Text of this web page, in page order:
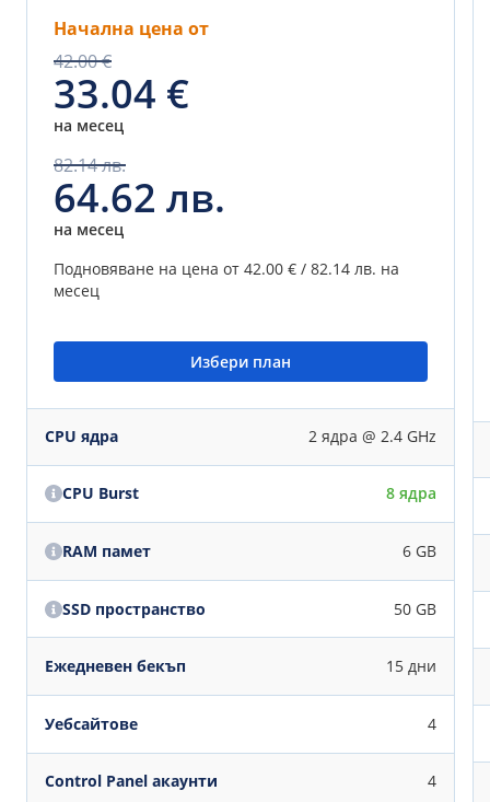
Начална цена от
33.04 €
42.00 €
на месец
64.62 лв.
82.14 лв.
на месец
Подновяване на цена от 42.00 € / 82.14 лв. на
месец
Избери план
CPU ядра 2 ядра @ 2.4 GHz
CPU Burst 8 ядра
RAM памет 6 GB
SSD пространство 50 GB
Ежедневен бекъп 15 дни
Уебсайтове 4
Control Panel акаунти 4